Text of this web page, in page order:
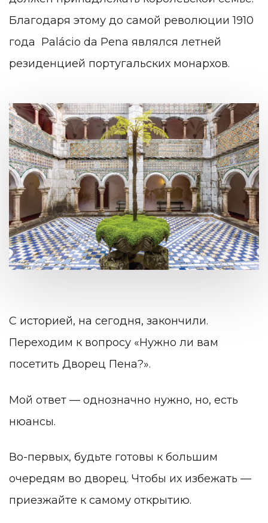
Благодаря этому до самой революции 1910
года Palácio da Pena являлся летней
резиденцией португальских монархов.
С историей, на сегодня, закончили.
Переходим к вопросу «Нужно ли вам
посетить Дворец Пена?».
Мой ответ — однозначно нужно, но, есть
нюансы.
Во-первых, будьте готовы к большим
очередям во дворец. Чтобы их избежать —
приезжайте к самому открытию.